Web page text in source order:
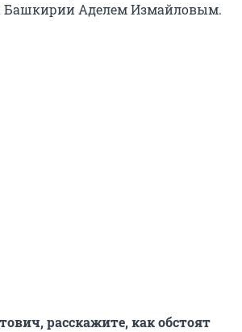
Башкирии Аделем Измайловым.
расскажите, как обстоят